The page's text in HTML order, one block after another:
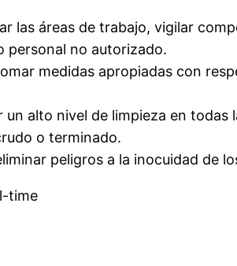
las áreas de trabajo, vigilar
personal no autorizado.
medidas apropiadas con
un alto nivel de limpieza en
o terminado.
peligros a la inocuidad de
time